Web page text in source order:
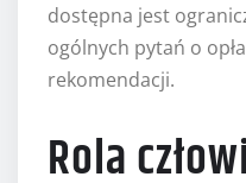
dostępna jest
ogólnych pytań o
rekomendacji.
Rola